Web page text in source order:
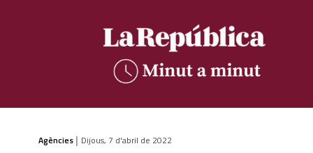
Agències | Dijous, 7 d'abril de 2022